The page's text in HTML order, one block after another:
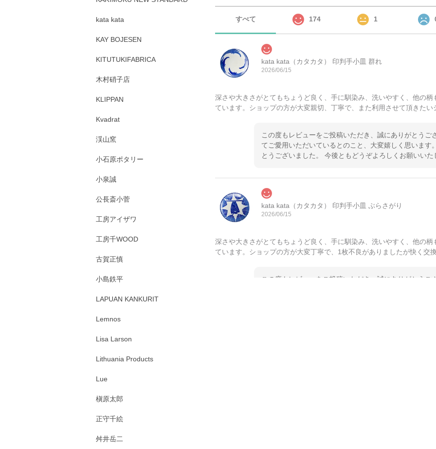
すべて 174 1
kata kata（カタカタ） 印判手小皿 群れ
2026/06/15
深さや大きさがとてもちょうど良く、手に馴染み、洗いやすく、他の
ています。ショップの方が大変親切、丁寧で、また利用させて頂きたい
この度もレビューをご投稿いただき、誠にありがとうご
てご愛用いただいているとのこと、大変嬉しく思います
とうございました。 今後ともどうぞよろしくお願いいた
kata kata（カタカタ） 印判手小皿 ぶらさがり
2026/06/15
深さや大きさがとてもちょうど良く、手に馴染み、洗いやすく、他の
ています。ショップの方が大変丁寧で、1枚不良がありましたが快く交
この度もレビューをご投稿いただき、誠にありがとう
kata kata
KAY BOJESEN
KITUTUKIFABRICA
木村硝子店
KLIPPAN
Kvadrat
渓山窯
小石原ポタリー
小泉誠
公長斎小菅
工房アイザワ
工房千WOOD
古賀正慎
小島鉄平
LAPUAN KANKURIT
Lemnos
Lisa Larson
Lithuania Products
Lue
槇原太郎
正守千絵
舛井岳二